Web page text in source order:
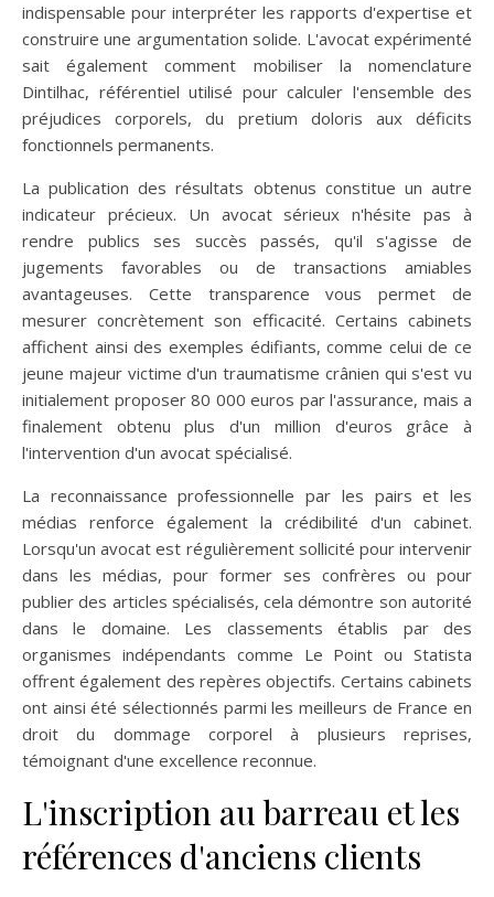
indispensable pour interpréter les rapports d'expertise et
construire une argumentation solide. L'avocat expérimenté
sait également comment mobiliser la nomenclature
Dintilhac, référentiel utilisé pour calculer l'ensemble des
préjudices corporels, du pretium doloris aux déficits
fonctionnels permanents.
La publication des résultats obtenus constitue un autre
indicateur précieux. Un avocat sérieux n'hésite pas à
rendre publics ses succès passés, qu'il s'agisse de
jugements favorables ou de transactions amiables
avantageuses. Cette transparence vous permet de
mesurer concrètement son efficacité. Certains cabinets
affichent ainsi des exemples édifiants, comme celui de ce
jeune majeur victime d'un traumatisme crânien qui s'est vu
initialement proposer 80 000 euros par l'assurance, mais a
finalement obtenu plus d'un million d'euros grâce à
l'intervention d'un avocat spécialisé.
La reconnaissance professionnelle par les pairs et les
médias renforce également la crédibilité d'un cabinet.
Lorsqu'un avocat est régulièrement sollicité pour intervenir
dans les médias, pour former ses confrères ou pour
publier des articles spécialisés, cela démontre son autorité
dans le domaine. Les classements établis par des
organismes indépendants comme Le Point ou Statista
offrent également des repères objectifs. Certains cabinets
ont ainsi été sélectionnés parmi les meilleurs de France en
droit du dommage corporel à plusieurs reprises,
témoignant d'une excellence reconnue.
L'inscription au barreau et les
références d'anciens clients